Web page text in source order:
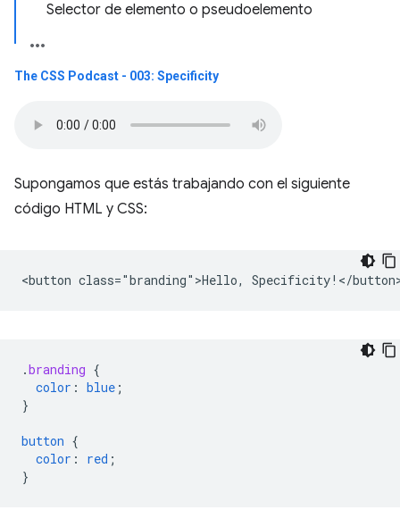
Selector de elemento o pseudoelemento
The CSS Podcast - 003: Specificity
Supongamos que estás trabajando con el siguiente
código HTML y CSS:
.branding {
color : blue ;
}
button {
color : red ;
}